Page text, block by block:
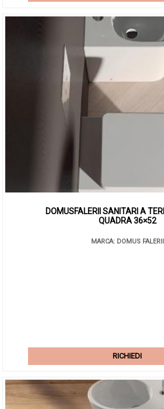
DOMUSFALERII SANITARI A
QUADRA 36×52
MARCA: DOMUS FALERII
RICHIEDI